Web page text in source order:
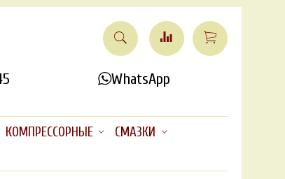
WhatsApp
КОМПРЕССОРНЫЕ
СМАЗКИ